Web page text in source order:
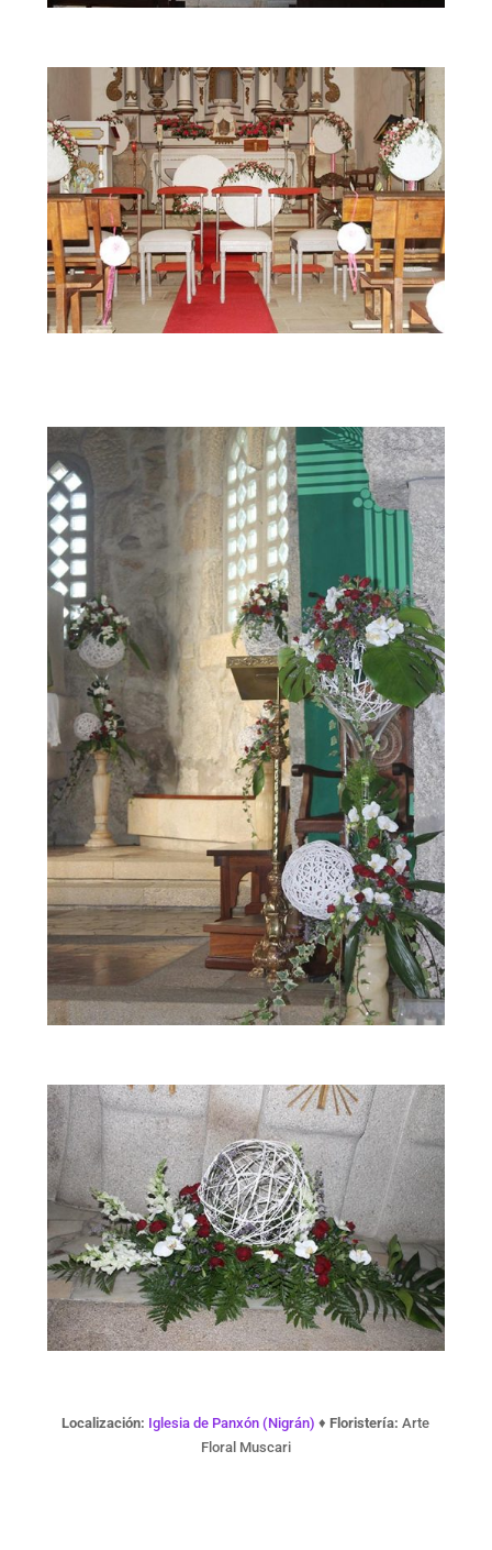
Localización: Iglesia de Panxón (Nigrán) ♦Floristería: Arte
Floral Muscari